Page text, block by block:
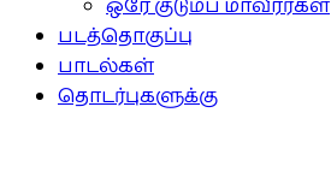
ஒரே குடும்ப மாவீரர்கள்
படத்தொகுப்பு
பாடல்கள்
தொடர்புகளுக்கு